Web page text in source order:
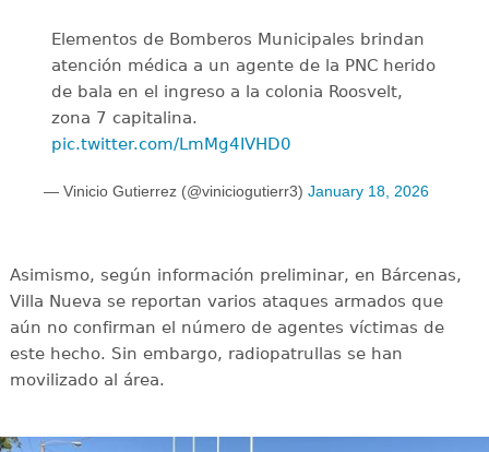
Elementos de Bomberos Municipales brindan
atención médica a un agente de la PNC herido
de bala en el ingreso a la colonia Roosvelt,
zona 7 capitalina.
pic.twitter.com/LmMg4IVHD0
— Vinicio Gutierrez (@viniciogutierr3) January 18, 2026
Asimismo, según información preliminar, en Bárcenas,
Villa Nueva se reportan varios ataques armados que
aún no confirman el número de agentes víctimas de
este hecho. Sin embargo, radiopatrullas se han
movilizado al área.